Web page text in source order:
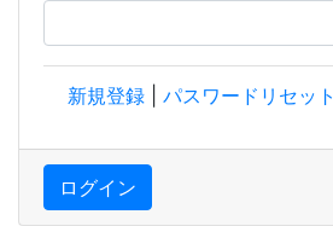
新規登録 パスワードリセット
ログイン